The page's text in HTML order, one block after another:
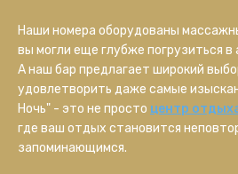
Наши номера оборудованы
вы могли еще глубже погрузиться
А наш бар предлагает широкий
удовлетворить даже самые
Ночь" - это не просто центр
где ваш отдых становится
запоминающимся.